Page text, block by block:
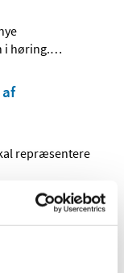
i høring.…
repræsentere
af